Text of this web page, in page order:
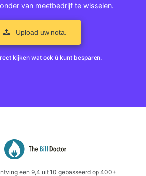
van meetbedrijf te wisselen.
Upload uw nota.
kijken wat ook ú kunt besparen.
een 9,4 uit 10 gebasseerd op 400+